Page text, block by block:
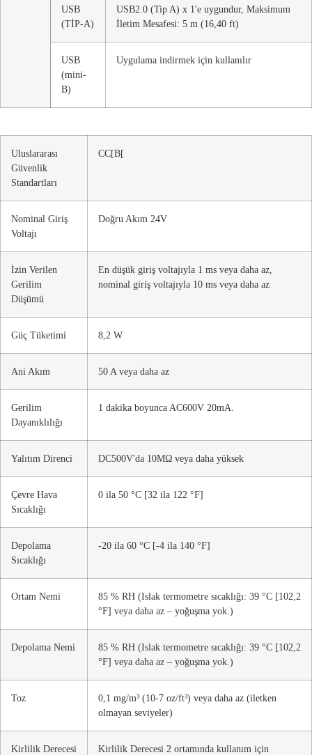
USB
(TİP-A)
USB2.0 (Tip A) x 1'e uygundur, Maksimum
İletim Mesafesi: 5 m (16,40 ft)
USB
(mini-
B)
Uygulama indirmek için kullanılır
Uluslararası
Güvenlik
Standartları
CC[B[
Nominal Giriş
Voltajı
Doğru Akım 24V
İzin Verilen
Gerilim
Düşümü
En düşük giriş voltajıyla 1 ms veya daha az,
nominal giriş voltajıyla 10 ms veya daha az
Güç Tüketimi 8,2 W
Ani Akım 50 A veya daha az
Gerilim
Dayanıklılığı
1 dakika boyunca AC600V 20mA.
Yalıtım Direnci DC500V'da 10MΩ veya daha yüksek
Çevre Hava
Sıcaklığı
0 ila 50 °C [32 ila 122 °F]
Depolama
Sıcaklığı
-20 ila 60 °C [-4 ila 140 °F]
Ortam Nemi
85 % RH (Islak termometre sıcaklığı: 39 °C [102,2
°F] veya daha az – yoğuşma yok.)
Depolama Nemi
85 % RH (Islak termometre sıcaklığı: 39 °C [102,2
°F] veya daha az – yoğuşma yok.)
Toz
0,1 mg/m³ (10-7 oz/ft³) veya daha az (iletken
olmayan seviyeler)
Kirlilik Derecesi Kirlilik Derecesi 2 ortamında kullanım için